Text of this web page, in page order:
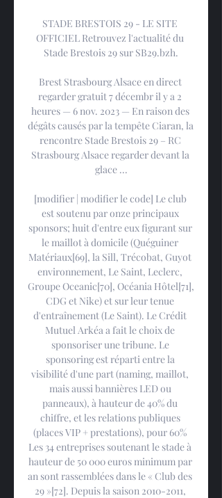
STADE BRESTOIS 29 - LE SITE
OFFICIEL Retrouvez l'actualité du
Stade Brestois 29 sur SB29.bzh.
Brest Strasbourg Alsace en direct
regarder gratuit 7 décembr il y a 2
heures — 6 nov. 2023 — En raison des
dégâts causés par la tempête Ciaran, la
rencontre Stade Brestois 29 – RC
Strasbourg Alsace regarder devant la
glace ...
[modifier | modifier le code] Le club
est soutenu par onze principaux
sponsors; huit d'entre eux figurant sur
le maillot à domicile (Quéguiner
Matériaux[69], la Sill, Trécobat, Guyot
environnement, Le Saint, Leclerc,
Groupe Oceanic[70], Océania Hôtel[71],
CDG et Nike) et sur leur tenue
d'entraînement (Le Saint). Le Crédit
Mutuel Arkéa a fait le choix de
sponsoriser une tribune. Le
sponsoring est réparti entre la
visibilité d'une part (naming, maillot,
mais aussi bannières LED ou
panneaux), à hauteur de 40% du
chiffre, et les relations publiques
(places VIP + prestations), pour 60%
Les 34 entreprises soutenant le stade à
hauteur de 50 000 euros minimum par
an sont rassemblées dans le « Club des
29 »[72]. Depuis la saison 2010-2011,